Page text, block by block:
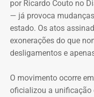
por Ricardo Couto no
— já provoca
estado. Os atos
exonerações do que
desligamentos e
O movimento ocorre
oficializou a unificação